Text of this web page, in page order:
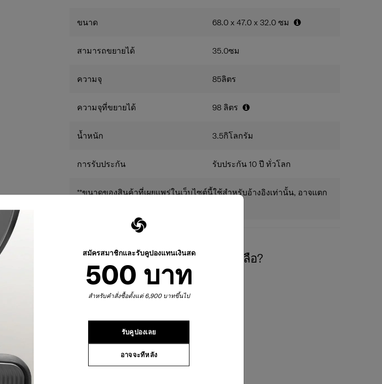
สมัครสมาชิกและรับคูปองแทนเงินสด
500 บาท
สำหรับคำสั่งซื้อตั้งแต่ 6,900 บาทขึ้นไป
รับคูปองเลย
อาจจะทีหลัง
ให้อยู่ในที่ ไม่เคลื่อนไหวระหว่างการเดินทาง
และรองรับการใช้งานที่ต่อเนื่องได้อย่างมีประสิทธิภาพ
Double Tube Pull Handle
คันชักแบบคู่ ช่วยให้การควบคุมและการลาก
สายรัดภายในที่สามารถยึดเก็บได้อย่างชาญฉลาด ช่วย
ให้การจัดเก็บรวดเร็วและง่ายดาย
ป้องกันการงัดแงะ เพิ่มความมั่นใจขณะเดินทาง
Luggage Divider
Dual Tube Pull Handle
คันชักคู่แบบเสาเดี่ยว ช่วยกระจายน้ำหนักได้ดี
มาตรฐานขนาดกระเป๋าโหลดของสายการบิน
ขนาด 68.0 x 47.0 x 32.0ซม
สามารถขยายได้ 35.0ซม
ความจุ 85ลิตร
ความจุที่ขยายได้ 98 ลิตร
น้ำหนัก 3.5กิโลกรัม
การรับประกัน รับประกัน 10 ปี ทั่วโลก
**ขนาดของสินค้าที่เผยแพร่ในเว็บไซต์นี้ใช้สำหรับอ้างอิงเท่านั้น, อาจแตก
ต้องการความช่วยเหลือ?